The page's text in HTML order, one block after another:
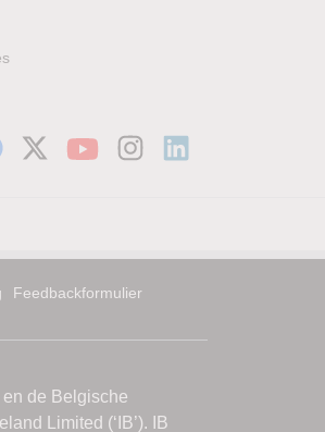
Feedbackformulier